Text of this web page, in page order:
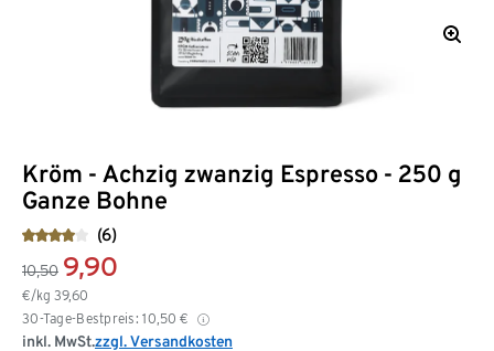
Kröm - Achzig zwanzig Espresso - 250 g
Ganze Bohne
(6)
10,50 9,90
€/kg 39,60
30-Tage-Bestpreis: 10,50 €
inkl. MwSt.zzgl. Versandkosten